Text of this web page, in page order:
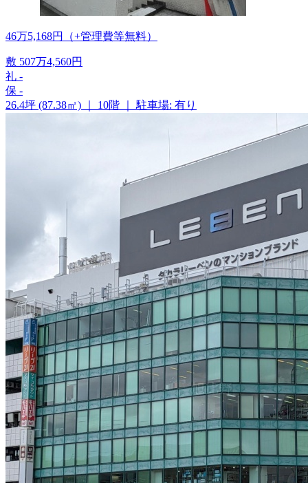
46万5,168円 （+管理費等無料）
敷 507万4,560円
礼 -
保 -
26.4坪 (87.38㎡)
10階 駐車場: 有り